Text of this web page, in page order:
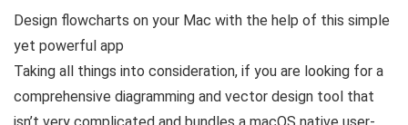
Design flowcharts on your Mac with the help of this simple
yet powerful app
Taking all things into consideration, if you are looking for a
comprehensive diagramming and vector design tool that